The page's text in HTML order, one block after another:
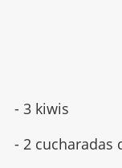
- 3 kiwis
- 2 cucharadas